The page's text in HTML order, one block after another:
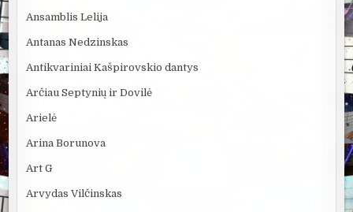
Ansamblis Lelija
Antanas Nedzinskas
Antikvariniai Kašpirovskio dantys
Arčiau Septynių ir Dovilė
Arielė
Arina Borunova
Art G
Arvydas Vilčinskas